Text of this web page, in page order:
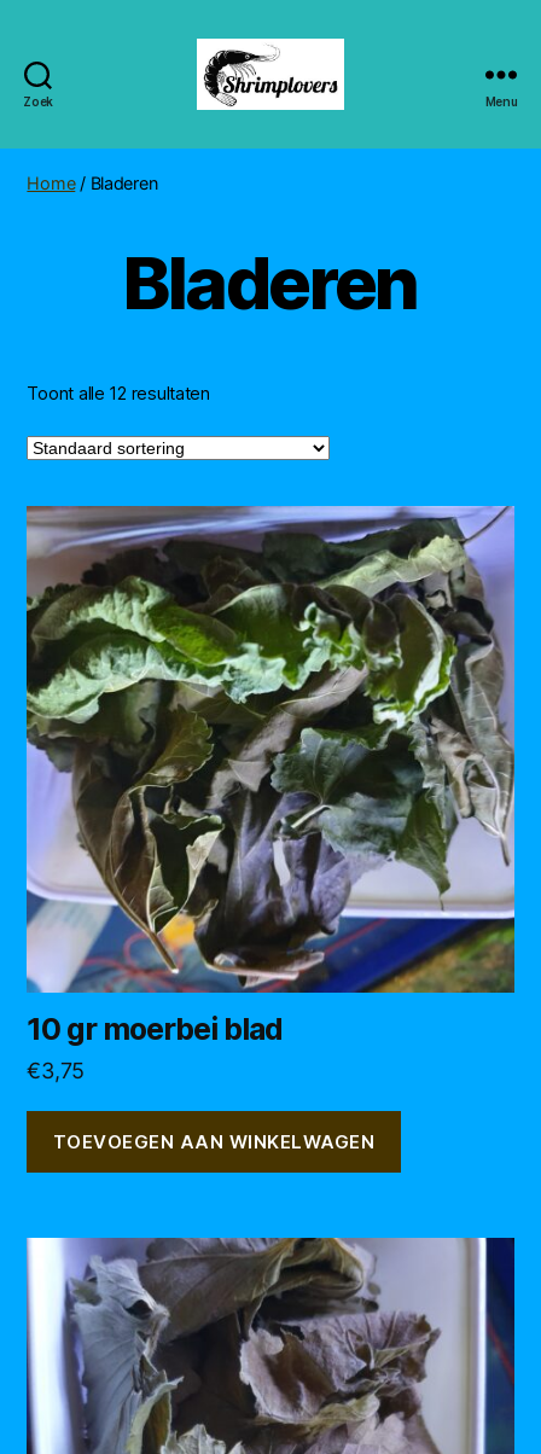
Zoek Menu
Home/ Bladeren
Bladeren
Toont alle 12 resultaten
10 gr moerbei blad
€3,75
TOEVOEGEN AAN WINKELWAGEN